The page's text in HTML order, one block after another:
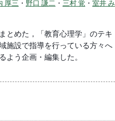
厚三 ・ 野口 謙二 ・ 三村 覚 ・ 室井 み
とめた，「教育心理学」のテキ
施設で指導を行っている方々へ
よう企画・編集した。